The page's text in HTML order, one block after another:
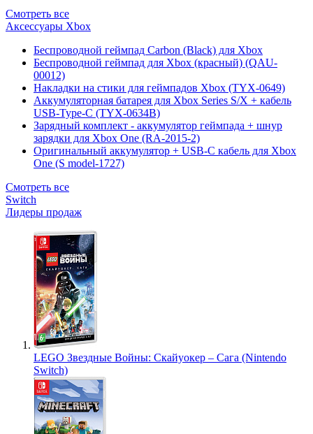
Смотреть все
Аксессуары Xbox
Беспроводной геймпад Carbon (Black) для Xbox
Беспроводной геймпад для Xbox (красный) (QAU-
00012)
Накладки на стики для геймпадов Xbox (TYX-0649)
Аккумуляторная батарея для Xbox Series S/X + кабель
USB-Type-C (TYX-0634B)
Зарядный комплект - аккумулятор геймпада + шнур
зарядки для Xbox One (RA-2015-2)
Оригинальный аккумулятор + USB-C кабель для Xbox
One (S model-1727)
Смотреть все
Switch
Лидеры продаж
LEGO Звездные Войны: Скайуокер – Сага (Nintendo
Switch)